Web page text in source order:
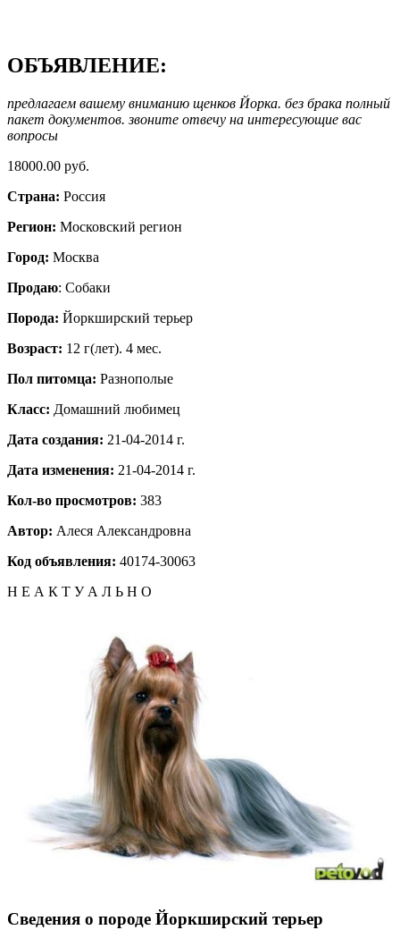
ОБЪЯВЛЕНИЕ:
предлагаем вашему вниманию щенков Йорка. без брака полный
пакет документов. звоните отвечу на интересующие вас
вопросы
18000.00 руб.
Страна: Россия
Регион: Московский регион
Город: Москва
Продаю: Собаки
Порода: Йоркширский терьер
Возраст: 12 г(лет). 4 мес.
Пол питомца: Разнополые
Класс: Домашний любимец
Дата создания: 21-04-2014 г.
Дата изменения: 21-04-2014 г.
Кол-во просмотров: 383
Автор: Алеся Александровна
Код объявления: 40174-30063
Н Е А К Т У А Л Ь Н О
Сведения о породе Йоркширский терьер